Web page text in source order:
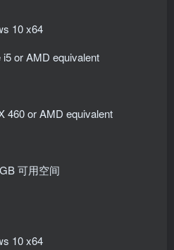
10 x64
i5 or AMD equivalent
460 or AMD equivalent
可用空间
10 x64